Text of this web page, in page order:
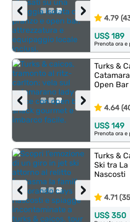
›
‹ 4.79
US$ 189
Prenota ora
›
‹
Turks &
Open Bar
4.64
US$ 149
Prenota ora
›
‹
Turks &
Ski tra
Nascosti
4.71
US$ 350